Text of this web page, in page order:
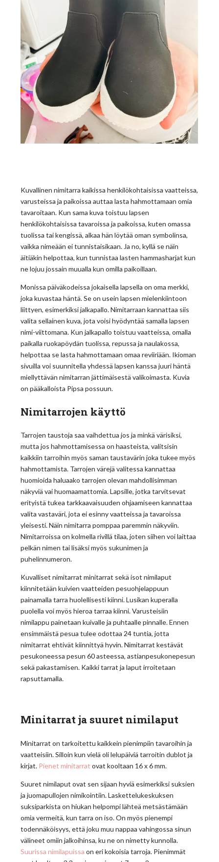
Kuvallinen nimitarra kaikissa henkilökohtaisissa vaatteissa,
varusteissa ja paikoissa auttaa lasta hahmottamaan omia
tavaroitaan. Kun sama kuva toistuu lapsen
henkilökohtaisissa tavaroissa ja paikoissa, kuten omassa
tuolissa tai kengissä, alkaa hän löytää oman symbolinsa,
vaikka nimeään ei tunnistaisikaan. Ja no, kyllä se näin
äitiäkin helpottaa, kun tunnistaa lasten hammasharjat kun
ne lojuu jossain muualla kun omilla paikoillaan.
Monissa päiväkodeissa jokaisella lapsella on oma merkki,
joka kuvastaa häntä. Se on usein lapsen mielenkiintoon
liittyen, esimerkiksi jalkapallo. Nimitarraan kannattaa siis
valita sellainen kuva, jota voisi hyödyntää samalla lapsen
nimi-viittomana. Kun jalkapallo toistuu vaatteissa, omalla
paikalla ruokapöydän tuolissa, repussa ja naulakossa,
helpottaa se lasta hahmottamaan omaa reviiriään. Ikioman
sivuilla voi suunnitella yhdessä lapsen kanssa juuri häntä
miellyttävän nimitarran jättimäisestä valikoimasta. Kuvia
on pääkalloista Pipsa possuun.
Nimitarrojen käyttö
Tarrojen taustoja saa vaihdettua jos ja minkä värisiksi,
mutta jos hahmottamisessa on haasteista, valitsisin
kaikkiin tarroihin myös saman taustavärin joka tukee myös
hahmottamista. Tarrojen värejä valitessa kannattaa
huomioida haluaako tarrojen olevan mahdollisimman
näkyviä vai huomaamattomia. Lapsille, jotka tarvitsevat
erityistä tukea tarkkaavaisuuden ohjaamiseen kannattaa
valita vastaväri, jota ei esinny vaatteissa ja tavaroissa
yleisesti. Näin nimitarra pomppaa paremmin näkyviin.
Nimitarroissa on kolmella rivillä tilaa, joten siihen voi laittaa
pelkän nimen tai lisäksi myös sukunimen ja
puhelinnumeron.
Kuvalliset nimitarrat minitarrat sekä isot nimilaput
kiinnitetään kuivien vaatteiden pesuohjelappuun
painamalla tarra huolellisesti kiinni. Lusikan kuperalla
puolella voi myös hieroa tarraa kiinni. Varusteisiin
nimilappu painetaan kuivalle ja puhtaalle pinnalle. Ennen
ensimmäistä pesua tulee odottaa 24 tuntia, jotta
nimitarrat ehtivät kiinnittyä hyvin. Nimitarrat kestävät
pesukoneessa pesun 60 asteessa, astianpesukonepesun
sekä pakastamisen. Kaikki tarrat ja laput irroitetaan
rapsuttamalla.
Minitarrat ja suuret nimilaput
Minitarrat on tarkoitettu kaikkein pienimpiin tavaroihin ja
vaatteisiin. Silloin kun vielä oli lelupäiviä tarroitin dublot ja
kirjat. Pienet minitarrat ovat kooltaan 16 x 6 mm.
Suuret nimilaput ovat sen sijaan hyviä esimerkiksi suksien
ja juomapullojen nimikointiin. Laskettelukeskuksen
suksiparkista on hiukan helpompi lähteä metsästämään
omia vermeitä, kun tarra on iso. On myös pienempi
todennäköisyys, että joku muu nappaa vahingossa sinun
välineet omiin jalkoihinsa, ku ne on nimetty kunnolla.
Suurissa nimilapuissa on eri kokoisia tarroja. Pienimmät